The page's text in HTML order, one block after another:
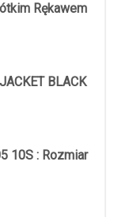
Rękawem
BLACK
10S : Rozmiar